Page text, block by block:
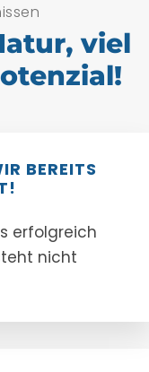
viel
BEREITS
erfolgreich
nicht